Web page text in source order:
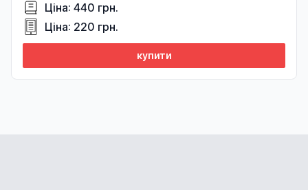
Ціна: 440 грн.
Ціна: 220 грн.
купити